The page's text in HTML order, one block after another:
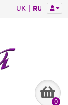
UK RU
0